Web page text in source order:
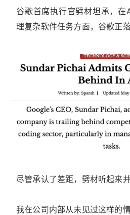
谷歌首席执行官劈材坦承，在
理复杂软件任务方面，谷歌正
尽管承认了差距，劈材听起来
我在公司内部从未见过这样的